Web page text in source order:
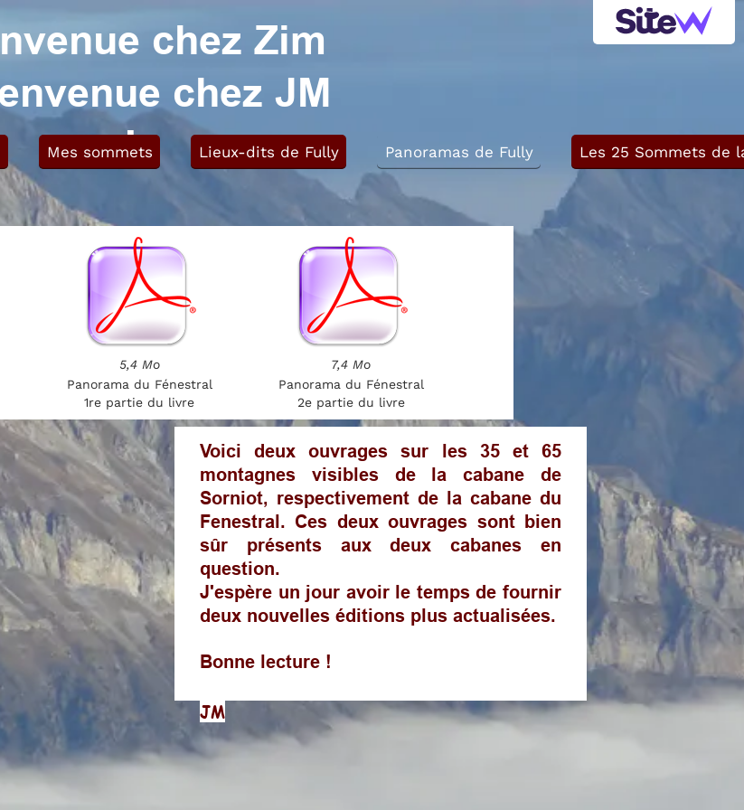
Mes sommets Lieux-dits de Fully Panoramas de Fully Les 25 Sommets de
chez Zim
chez JM
!
5,4 Mo
Panorama du Fénestral
1re partie du livre
7,4 Mo
Panorama du Fénestral
2e partie du livre
Voici deux ouvrages sur les 35 et 65
montagnes visibles de la cabane de
Sorniot, respectivement de la cabane du
Fenestral. Ces deux ouvrages sont bien
sûr présents aux deux cabanes en
question.
J'espère un jour avoir le temps de fournir
deux nouvelles éditions plus actualisées.
Bonne lecture !
JM